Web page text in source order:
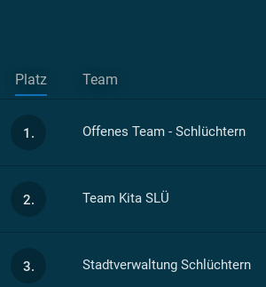
Platz Team
1. Offenes Team - Schlüchtern
2. Team Kita SLÜ
3. Stadtverwaltung Schlüchtern